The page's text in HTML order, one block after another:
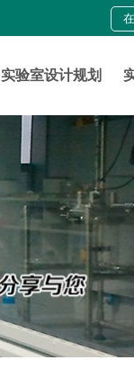
实验室设计规划